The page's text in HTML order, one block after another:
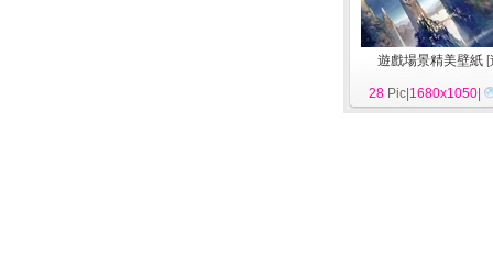
遊戲場景精美壁紙 [
28 Pic| 1680x1050